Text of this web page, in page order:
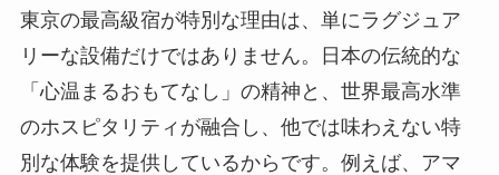
東京の最高級宿が特別な理由は、単にラグジュア
リーな設備だけではありません。日本の伝統的な
「心温まるおもてなし」の精神と、世界最高水準
のホスピタリティが融合し、他では味わえない特
別な体験を提供しているからです。例えば、アマ